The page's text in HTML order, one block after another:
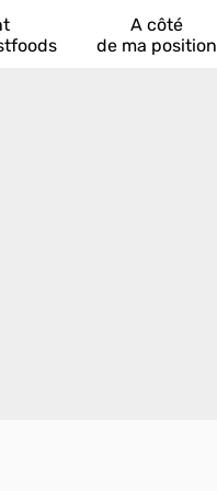
A côté
de ma position